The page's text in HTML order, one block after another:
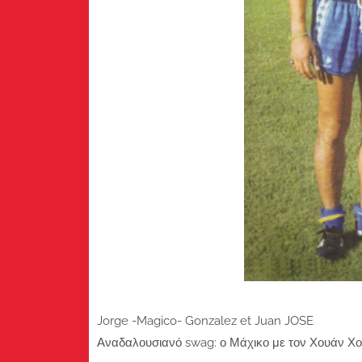
Jorge -Magico- Gonzalez et Juan JOSE
Αναδαλουσιανό swag: ο Μάχικο με τον Χουάν